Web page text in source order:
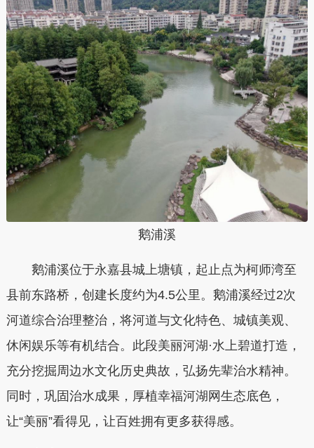
鹅浦溪
鹅浦溪位于永嘉县城上塘镇，起止点为柯师湾至
县前东路桥，创建长度约为4.5公里。鹅浦溪经过2次
河道综合治理整治，将河道与文化特色、城镇美观、
休闲娱乐等有机结合。此段美丽河湖·水上碧道打造，
充分挖掘周边水文化历史典故，弘扬先辈治水精神。
同时，巩固治水成果，厚植幸福河湖网生态底色，
让“美丽”看得见，让百姓拥有更多获得感。